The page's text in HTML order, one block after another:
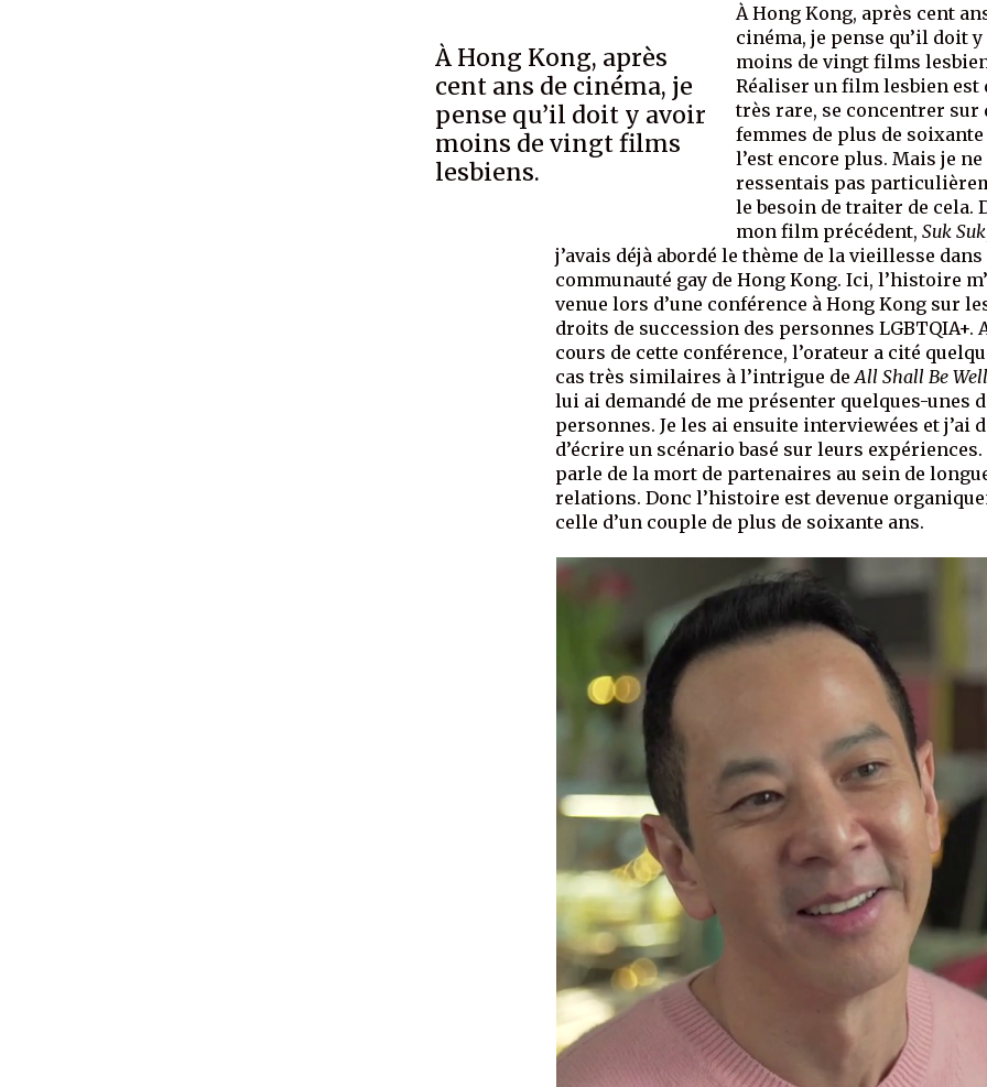
À Hong Kong, après
cent ans de cinéma, je
pense qu’il doit y avoir
moins de vingt films
lesbiens.
À Hong Kong, après cent
cinéma, je pense qu’il doit
moins de vingt films
Réaliser un film lesbien est
très rare, se concentrer sur
femmes de plus de soixante
l’est encore plus. Mais je ne
ressentais pas
le besoin de traiter de cela.
mon film précédent, Suk Suk
j’avais déjà abordé le thème de la vieillesse
communauté gay de Hong Kong. Ici, l’histoire
venue lors d’une conférence à Hong Kong sur
droits de succession des personnes LGBTQIA+.
cours de cette conférence, l’orateur a cité
cas très similaires à l’intrigue deAll Shall Be
lui ai demandé de me présenter quelques-unes
personnes. Je les ai ensuite interviewées et j’ai
d’écrire un scénario basé sur leurs expériences.
parle de la mort de partenaires au sein de
relations. Donc l’histoire est devenue
celle d’un couple de plus de soixante ans.